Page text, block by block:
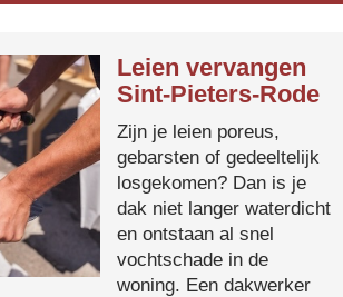
Leien vervangen
Sint-Pieters-Rode
Zijn je leien poreus,
gebarsten of gedeeltelijk
losgekomen? Dan is je
dak niet langer waterdicht
en ontstaan al snel
vochtschade in de
woning. Een dakwerker